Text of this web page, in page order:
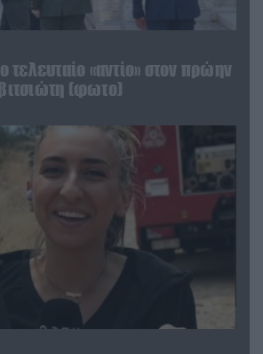
τελευταίο «αντίο» στον πρώην
(φωτο)